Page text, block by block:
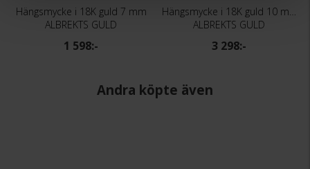
Hängsmycke i 18K guld 7 mm
ALBREKTS GULD
1 598:-
Hängsmycke i 18K guld 10 mm
ALBREKTS GULD
3 298:-
Andra köpte även